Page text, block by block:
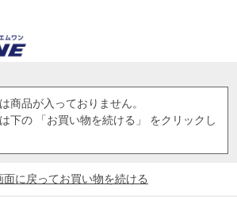
商品が入っておりません。
下の 「お買い物を続ける」 をクリックし
面に戻ってお買い物を続ける